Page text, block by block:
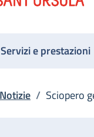
Servizi e prestazioni
Notizie / Sciopero